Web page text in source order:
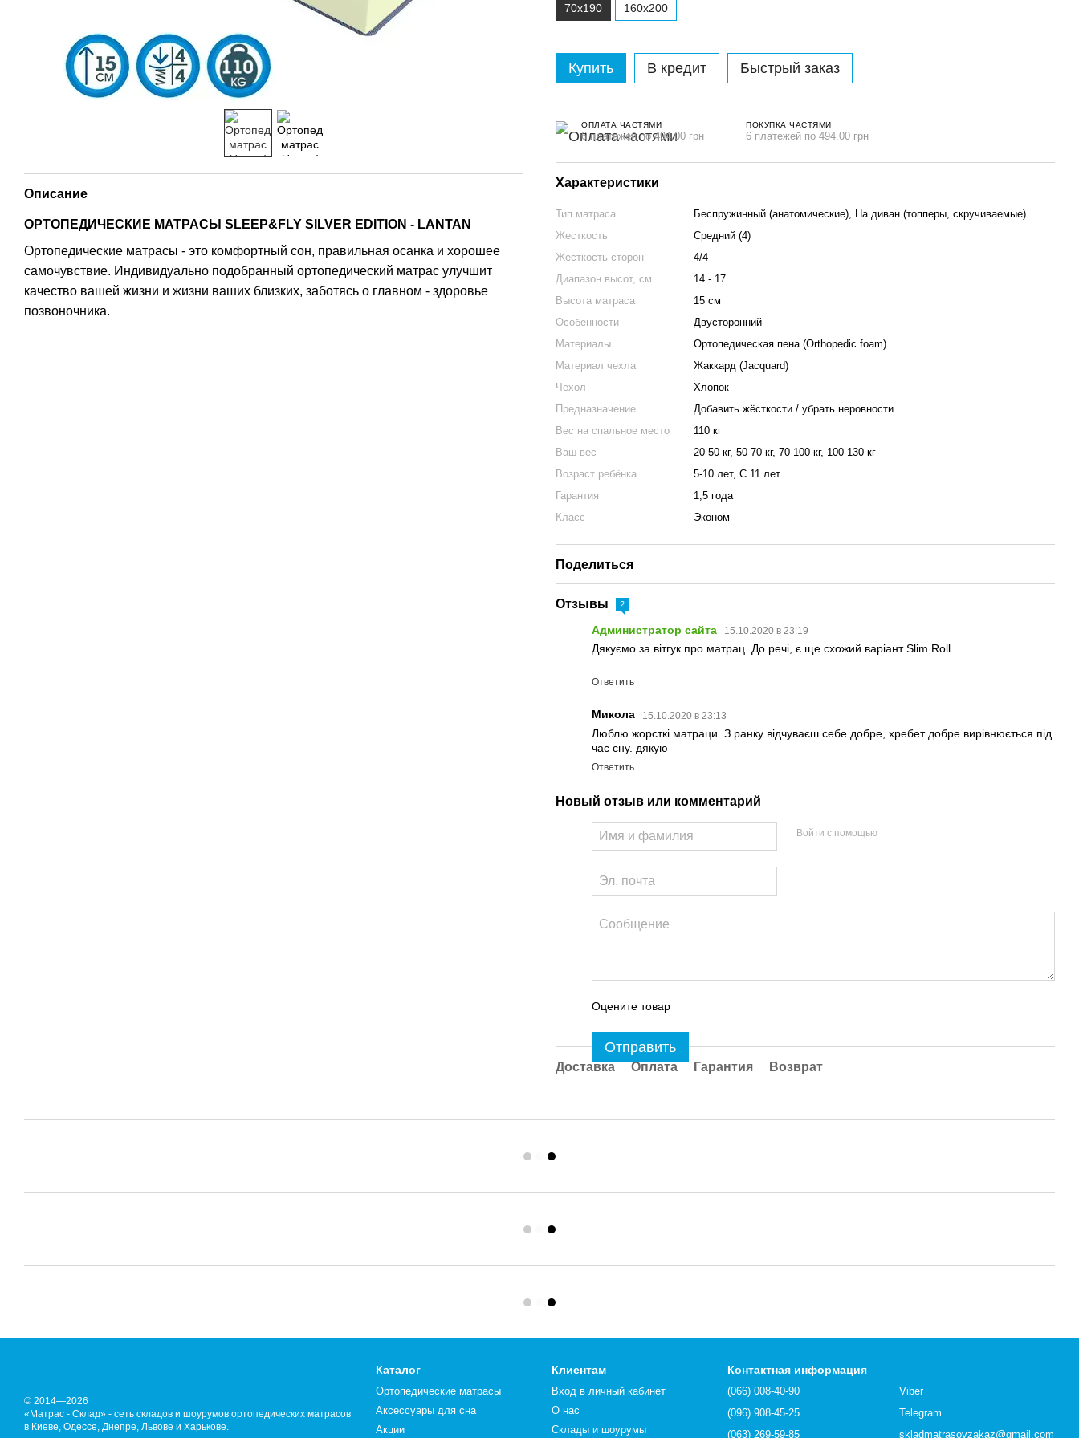
Описание
ОРТОПЕДИЧЕСКИЕ МАТРАСЫ SLEEP&FLY SILVER EDITION - LANTAN
Ортопедические матрасы - это комфортный сон, правильная осанка и хорошее
самочувствие. Индивидуально подобранный ортопедический матрас улучшит
качество вашей жизни и жизни ваших близких, заботясь о главном - здоровье
позвоночника.
70x190 160x200
Купить В кредит Быстрый заказ
ОПЛАТА ЧАСТЯМИ
6 платежей по 494.00 грн
ПОКУПКА ЧАСТЯМИ
6 платежей по 494.00 грн
Характеристики
Тип матраса
Беспружинный (анатомические), На диван (топперы, скручиваемые)
Жесткость
Средний (4)
Жесткость сторон
4/4
Диапазон высот, см
14 - 17
Высота матраса
15 см
Особенности
Двусторонний
Материалы
Ортопедическая пена (Orthopedic foam)
Материал чехла
Жаккард (Jacquard)
Чехол
Хлопок
Предназначение
Добавить жёсткости / убрать неровности
Вес на спальное место
110 кг
Ваш вес
20-50 кг, 50-70 кг, 70-100 кг, 100-130 кг
Возраст ребёнка
5-10 лет, С 11 лет
Гарантия
1,5 года
Класс
Эконом
Поделиться
Отзывы 2
Администратор сайта 15.10.2020 в 23:19
Дякуємо за вітгук про матрац. До речі, є ще схожий варіант Slim Roll.
Ответить
Микола 15.10.2020 в 23:13
Люблю жорсткі матраци. З ранку відчуваєш себе добре, хребет добре вирівнюється під
час сну. дякую
Ответить
Новый отзыв или комментарий
Войти с помощью
Оцените товар
Отправить
Доставка Оплата Гарантия Возврат
© 2014—2026
«Матрас - Склад» - сеть складов и шоурумов ортопедических матрасов
в Киеве, Одессе, Днепре, Львове и Харькове.
Каталог
Ортопедические матрасы
Аксессуары для сна
Акции
Клиентам
Вход в личный кабинет
О нас
Склады и шоурумы
Контактная информация
(066) 008-40-90
(096) 908-45-25
(063) 269-59-85
Viber
Telegram
skladmatrasovzakaz@gmail.com